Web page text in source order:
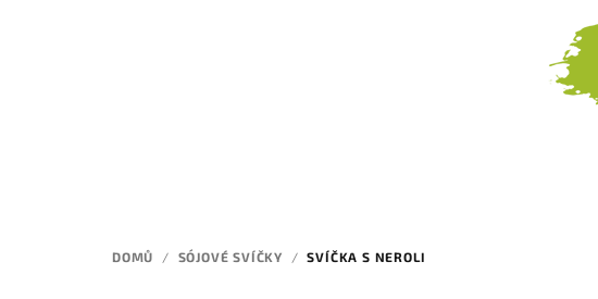
DOMŮ / SÓJOVÉ SVÍČKY / SVÍČKA S NEROLI